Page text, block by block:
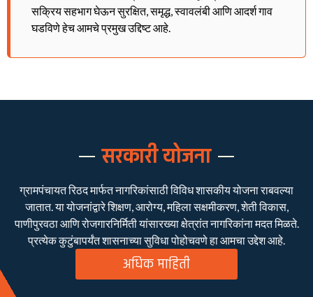
सक्रिय सहभाग घेऊन सुरक्षित, समृद्ध, स्वावलंबी आणि आदर्श गाव
घडविणे हेच आमचे प्रमुख उद्दिष्ट आहे.
सरकारी योजना
ग्रामपंचायत रिठद मार्फत नागरिकांसाठी विविध शासकीय योजना राबवल्या
जातात. या योजनांद्वारे शिक्षण, आरोग्य, महिला सक्षमीकरण, शेती विकास,
पाणीपुरवठा आणि रोजगारनिर्मिती यांसारख्या क्षेत्रांत नागरिकांना मदत मिळते.
प्रत्येक कुटुंबापर्यंत शासनाच्या सुविधा पोहोचवणे हा आमचा उद्देश आहे.
अधिक माहिती